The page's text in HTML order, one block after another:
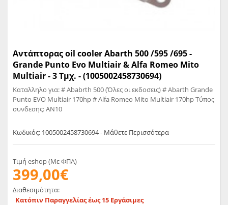
Αντάπτορας oil cooler Abarth 500 /595 /695 -
Grande Punto Evo Multiair & Alfa Romeo Mito
Multiair - 3 Τμχ. - (1005002458730694)
Καταλληλο για: # Ababrth 500 (Όλες οι εκδοσεις) # Abarth Grande
Punto EVO Multiair 170hp # Alfa Romeo Mito Multiair 170hp Τύπος
συνδεσης: AN10
Κωδικός: 1005002458730694 - Μάθετε Περισσότερα
Τιμή eshop (Με ΦΠΑ)
399,00€
Διαθεσιμότητα:
Κατόπιν Παραγγελίας έως 15 Εργάσιμες